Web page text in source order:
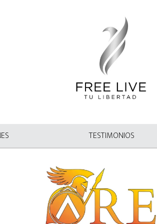
TESTIMONIOS